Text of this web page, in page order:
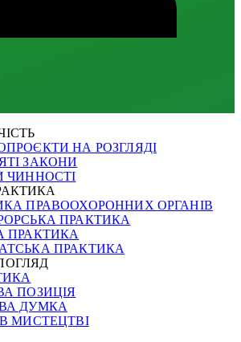
НА РОЗГЛЯДІ
ЗАКОНИ
ЧИННОСТІ
ПРАВООХОРОННИХ ОРГАНІВ
ПРАКТИКА
ПРАКТИКА
ПРАКТИКА
ПОЗИЦІЯ
ДУМКА
МИСТЕЦТВІ